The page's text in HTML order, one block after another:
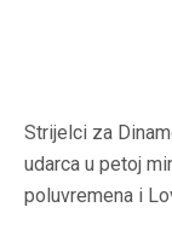
Strijelci za
udarca u petoj
poluvremena i